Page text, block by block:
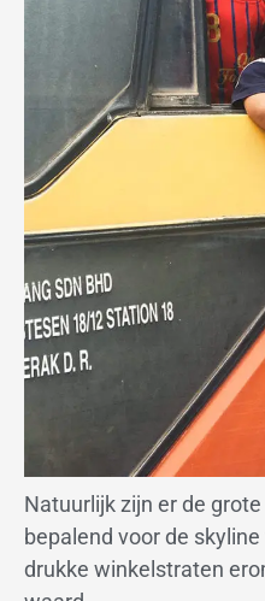
Natuurlijk zijn er de
bepalend voor de
drukke winkelstraten